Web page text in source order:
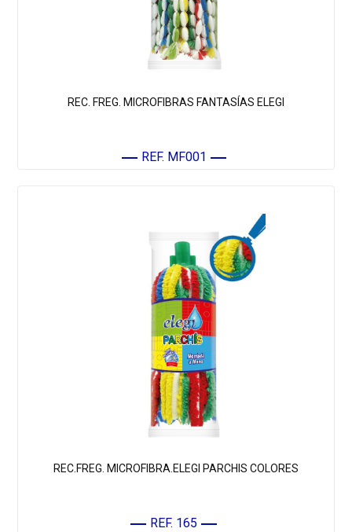
REC. FREG. MICROFIBRAS FANTASÍAS ELEGI
REF. MF001
REC.FREG. MICROFIBRA.ELEGI PARCHIS COLORES
REF. 165